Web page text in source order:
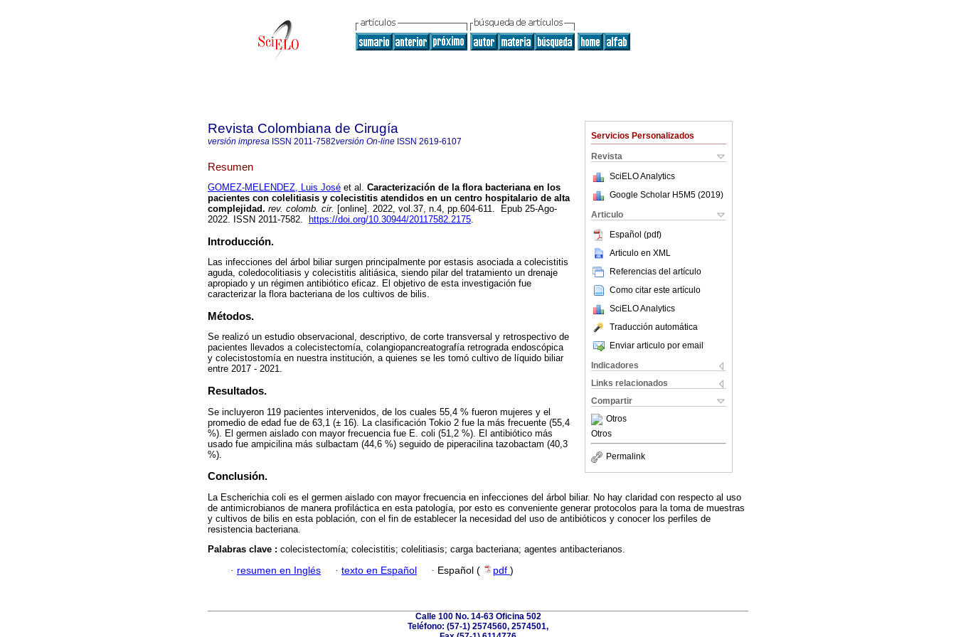
Servicios Personalizados
Revista
SciELO Analytics
Google Scholar H5M5 (2019)
Articulo
Español (pdf)
Articulo en XML
Referencias del artículo
Como citar este artículo
SciELO Analytics
Traducción automática
Enviar articulo por email
Indicadores
Links relacionados
Compartir
Otros
Otros
Permalink
Revista Colombiana de Cirugía
versión impresa ISSN 2011-7582versión On-line ISSN 2619-6107
Resumen
GOMEZ-MELENDEZ, Luis José et al. Caracterización de la flora bacteriana en los
pacientes con colelitiasis y colecistitis atendidos en un centro hospitalario de alta
complejidad. rev. colomb. cir. [online]. 2022, vol.37, n.4, pp.604-611. Epub 25-Ago-
2022. ISSN 2011-7582.
https://doi.org/10.30944/20117582.2175.
Introducción.
Las infecciones del árbol biliar surgen principalmente por estasis asociada a colecistitis
aguda, coledocolitiasis y colecistitis alitiásica, siendo pilar del tratamiento un drenaje
apropiado y un régimen antibiótico eficaz. El objetivo de esta investigación fue
caracterizar la flora bacteriana de los cultivos de bilis.
Métodos.
Se realizó un estudio observacional, descriptivo, de corte transversal y retrospectivo de
pacientes llevados a colecistectomía, colangiopancreatografía retrograda endoscópica
y colecistostomía en nuestra institución, a quienes se les tomó cultivo de líquido biliar
entre 2017 - 2021.
Resultados.
Se incluyeron 119 pacientes intervenidos, de los cuales 55,4 % fueron mujeres y el
promedio de edad fue de 63,1 (± 16). La clasificación Tokio 2 fue la más frecuente (55,4
%). El germen aislado con mayor frecuencia fue E. coli (51,2 %). El antibiótico más
usado fue ampicilina más sulbactam (44,6 %) seguido de piperacilina tazobactam (40,3
%).
Conclusión.
La Escherichia coli es el germen aislado con mayor frecuencia en infecciones del árbol biliar. No hay claridad con respecto al uso
de antimicrobianos de manera profiláctica en esta patología, por esto es conveniente generar protocolos para la toma de muestras
y cultivos de bilis en esta población, con el fin de establecer la necesidad del uso de antibióticos y conocer los perfiles de
resistencia bacteriana.
Palabras clave : colecistectomía; colecistitis; colelitiasis; carga bacteriana; agentes antibacterianos.
· resumen en Inglés · texto en Español · Español ( pdf )
Calle 100 No. 14-63 Oficina 502
Teléfono: (57-1) 2574560, 2574501,